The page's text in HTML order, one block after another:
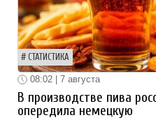
СТАТИСТИКА
08:02 | 7 августа
В производстве пива
опередила немецкую